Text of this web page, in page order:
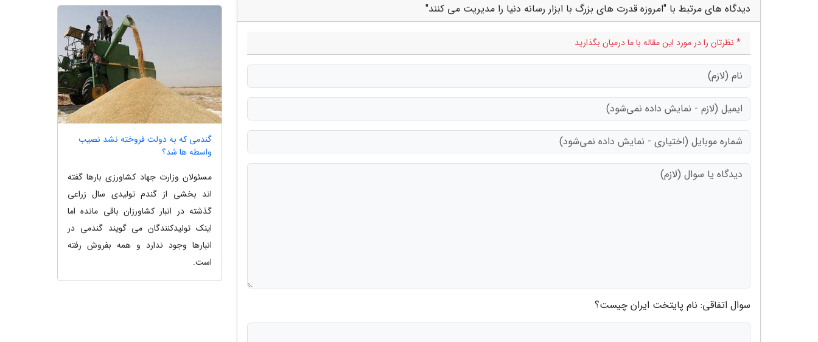
دیدگاه های مرتبط با "امروزه قدرت های بزرگ با ابزار رسانه دنیا را مدیریت می کنند"
* نظرتان را در مورد این مقاله با ما درمیان بگذارید
سوال اتفاقی: نام پایتخت ایران چیست؟
گندمی که به دولت فروخته نشد نصیب
واسطه ها شد؟
مسئولان وزارت جهاد کشاورزی بارها گفته
اند بخشی از گندم تولیدی سال زراعی
گذشته در انبار کشاورزان باقی مانده اما
اینک تولیدکنندگان می گویند گندمی در
انبارها وجود ندارد و همه بفروش رفته
است.